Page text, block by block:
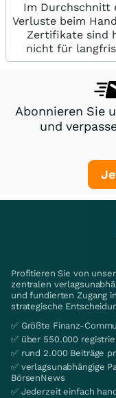
Im Durchschnitt
Verluste beim
Zertifikate sind
nicht für
Abonnieren Sie
und
Profitieren Sie von
zentralen
und fundierten Zugang
strategische
✅ Größte Finanz-
✅ über 550.000
✅ rund 2.000 Beiträge
✅ verlagsunabhängige
BörsenNews
✅ Jederzeit einfach